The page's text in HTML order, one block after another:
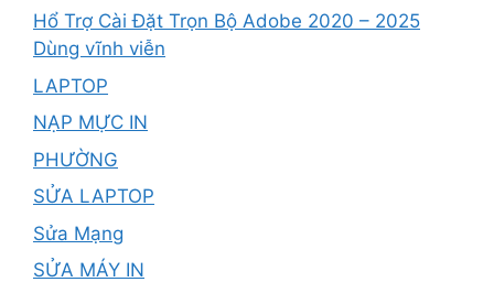
Hổ Trợ Cài Đặt Trọn Bộ Adobe 2020 – 2025
Dùng vĩnh viễn
LAPTOP
NẠP MỰC IN
PHƯỜNG
SỬA LAPTOP
Sửa Mạng
SỬA MÁY IN